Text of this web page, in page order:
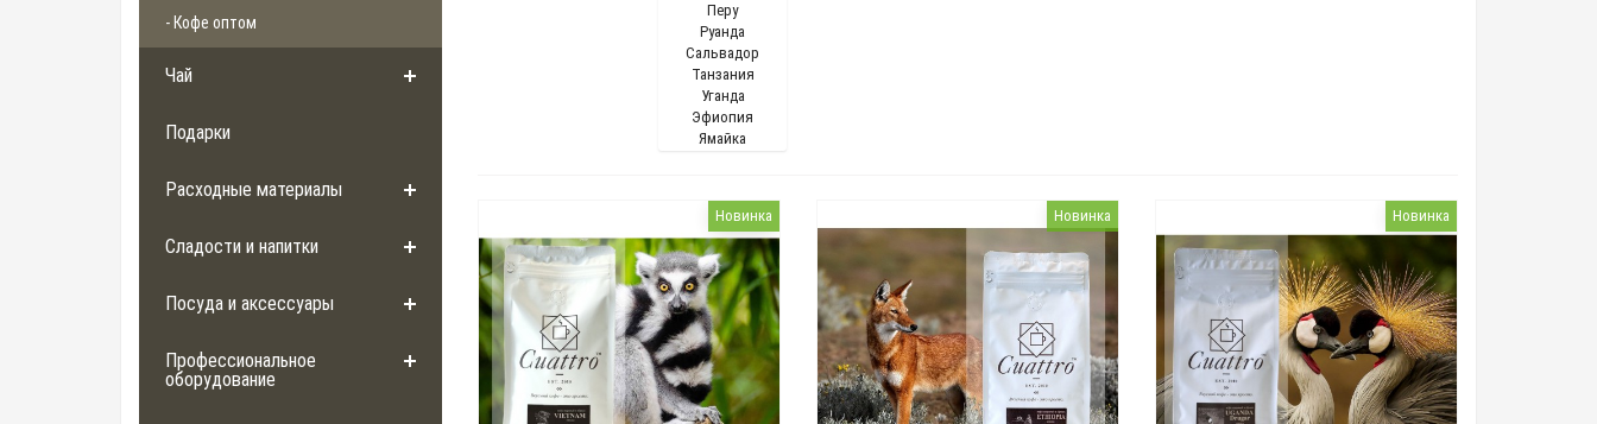
- Кофе оптом
Чай
Подарки
Расходные материалы
Сладости и напитки
Посуда и аксессуары
Профессиональное
оборудование
Перу
Руанда
Сальвадор
Танзания
Уганда
Эфиопия
Ямайка
Новинка Новинка Новинка